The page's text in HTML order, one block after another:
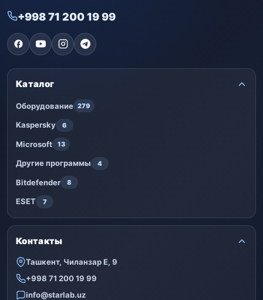
+998 71 200 19 99
Каталог
Оборудование 279
Kaspersky 6
Microsoft 13
Другие программы 4
Bitdefender 8
ESET 7
Контакты
Ташкент, Чиланзар Е, 9
+998 71 200 19 99
info@starlab.uz